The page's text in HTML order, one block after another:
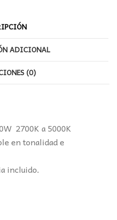
ADICIONAL
(0)
2700K a 5000K
en tonalidad e
incluido.